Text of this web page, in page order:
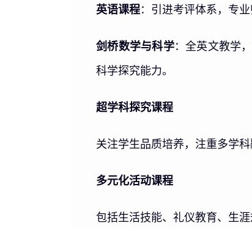
英语课程：引进考评体系，专
剑桥数学与科学：全英文教学
科学探究能力。
超学科探究课程
关注学生品质培养，注重多学
多元化活动课程
包括生活技能、礼仪教育、生